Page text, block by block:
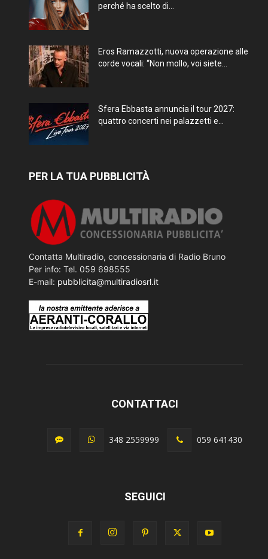
perché ha scelto di...
Eros Ramazzotti, nuova operazione alle
corde vocali: “Non mollo, voi siete...
Sfera Ebbasta annuncia il tour 2027:
quattro concerti nei palazzetti e...
PER LA TUA PUBBLICITÀ
Contatta Multiradio, concessionaria di Radio Bruno
Per info: Tel. 059 698555
E-mail: pubblicita@multiradiosrl.it
CONTATTACI
348 2559999 059 641430
SEGUICI